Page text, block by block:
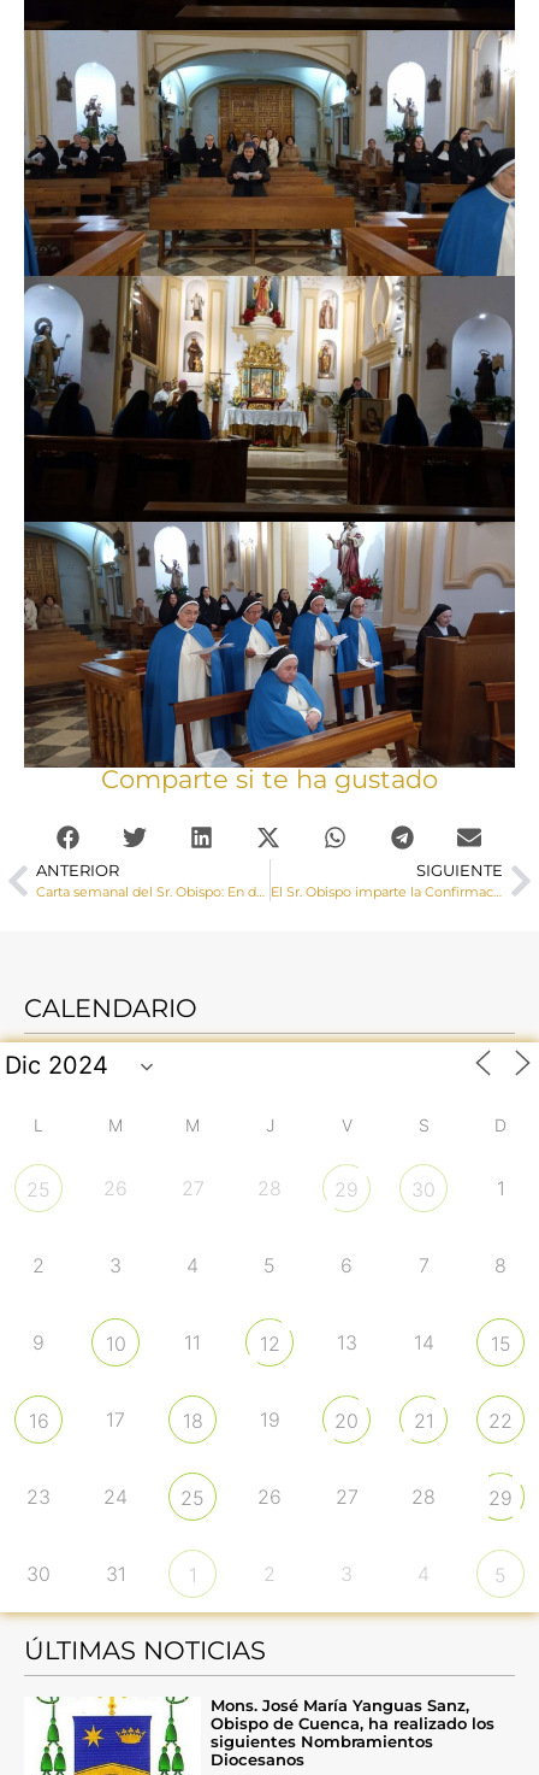
Comparte si te ha gustado
ANTERIOR
Carta semanal del Sr. Obispo: En defensa de la persona
SIGUIENTE
El Sr. Obispo imparte la Confirmación a un grupo de adolescentes en Graja de Iniesta
CALENDARIO
L M M J V S D
25 26 27 28 29 30 1
2 3 4 5 6 7 8
9 10 11 12 13 14 15
16 17 18 19 20 21 22
23 24 25 26 27 28 29
30 31 1 2 3 4 5
ÚLTIMAS NOTICIAS
Mons. José María Yanguas Sanz,
Obispo de Cuenca, ha realizado los
siguientes Nombramientos
Diocesanos